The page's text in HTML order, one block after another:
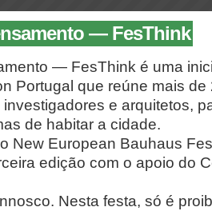
— FesThink
— FesThink é uma
Portugal que reúne mais
e arquitetos,
de habitar a cidade.
New European Bauhaus
edição com o apoio do
Nesta festa, só é